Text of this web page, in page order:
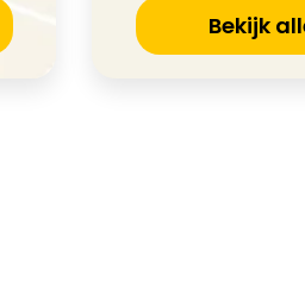
Bekijk